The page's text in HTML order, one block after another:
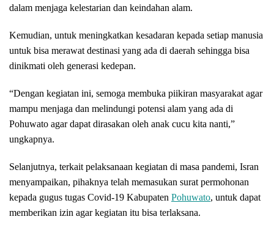
dalam menjaga kelestarian dan keindahan alam.
Kemudian, untuk meningkatkan kesadaran kepada setiap manusia
untuk bisa merawat destinasi yang ada di daerah sehingga bisa
dinikmati oleh generasi kedepan.
“Dengan kegiatan ini, semoga membuka piikiran masyarakat agar
mampu menjaga dan melindungi potensi alam yang ada di
Pohuwato agar dapat dirasakan oleh anak cucu kita nanti,”
ungkapnya.
Selanjutnya, terkait pelaksanaan kegiatan di masa pandemi, Isran
menyampaikan, pihaknya telah memasukan surat permohonan
kepada gugus tugas Covid-19 Kabupaten Pohuwato, untuk dapat
memberikan izin agar kegiatan itu bisa terlaksana.